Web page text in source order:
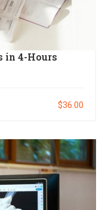
in 4-Hours
$36.00